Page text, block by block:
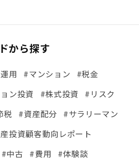
から探す
用 #マンション
#税金
ン投資 #株式投資
#リスク
税 #資産配分 #サラリーマン
投資顧客動向レポート
#中古 #費用
#体験談